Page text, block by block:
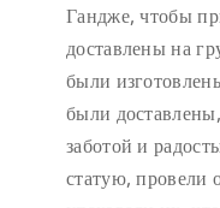
Гандже, чтобы
доставлены на
были
были
заботой и
статую, провели